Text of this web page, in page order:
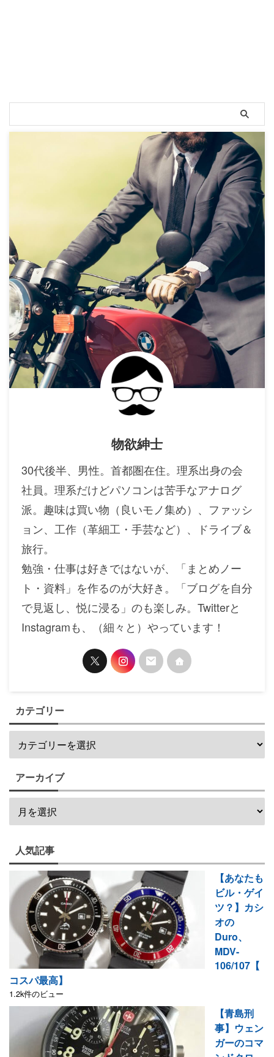
物欲紳士
30代後半、男性。首都圏在住。理系出身の会
社員。理系だけどパソコンは苦手なアナログ
派。趣味は買い物（良いモノ集め）、ファッシ
ョン、工作（革細工・手芸など）、ドライブ＆
旅行。
勉強・仕事は好きではないが、「まとめノー
ト・資料」を作るのが大好き。「ブログを自分
で見返し、悦に浸る」のも楽しみ。Twitterと
Instagramも、（細々と）やっています！
カテゴリー
アーカイブ
人気記事
【あなたも
ビル・ゲイ
ツ？】カシ
オの
Duro、
MDV-
106/107【
コスパ最高】
1.2k件のビュー
【青島刑
事】ウェン
ガーのコマ